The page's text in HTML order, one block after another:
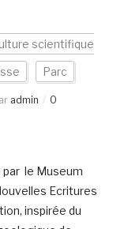
scientifique
Parc
admin
0
par le Museum
Ecritures
inspirée du